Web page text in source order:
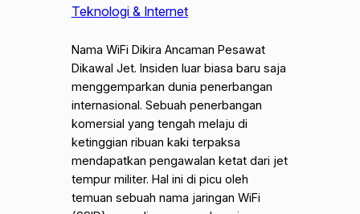
Teknologi & Internet
Nama WiFi Dikira Ancaman Pesawat
Dikawal Jet. Insiden luar biasa baru saja
menggemparkan dunia penerbangan
internasional. Sebuah penerbangan
komersial yang tengah melaju di
ketinggian ribuan kaki terpaksa
mendapatkan pengawalan ketat dari jet
tempur militer. Hal ini di picu oleh
temuan sebuah nama jaringan WiFi